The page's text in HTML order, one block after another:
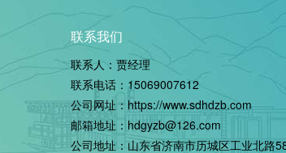
联系我们
联系人：贾经理
联系电话： 15069007612
公司网址： https://www.sdhdzb.com
邮箱地址：hdgyzb@126.com
公司地址：山东省济南市历城区工业北路